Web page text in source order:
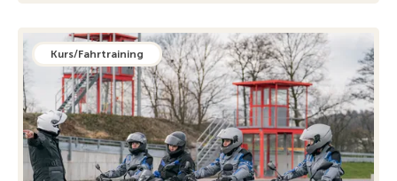
Kurs/Fahrtraining